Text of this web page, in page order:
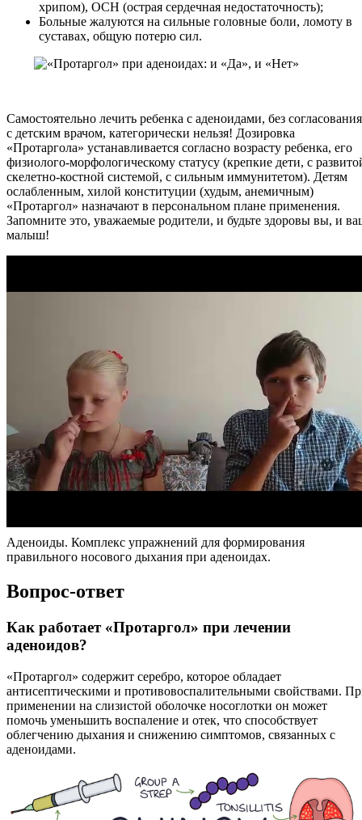
хрипом), ОСН (острая сердечная недостаточность);
Больные жалуются на сильные головные боли, ломоту в
суставах, общую потерю сил.
Самостоятельно лечить ребенка с аденоидами, без согласования
с детским врачом, категорически нельзя! Дозировка
«Протаргола» устанавливается согласно возрасту ребенка, его
физиолого-морфологическому статусу (крепкие дети, с
скелетно-костной системой, с сильным иммунитетом). Детям
ослабленным, хилой конституции (худым, анемичным)
«Протаргол» назначают в персональном плане применения.
Запомните это, уважаемые родители, и будьте здоровы вы, и
малыш!
Аденоиды. Комплекс упражнений для формирования
правильного носового дыхания при аденоидах.
Вопрос-ответ
Как работает «Протаргол» при лечении
аденоидов?
«Протаргол» содержит серебро, которое обладает
антисептическими и противовоспалительными свойствами.
применении на слизистой оболочке носоглотки он может
помочь уменьшить воспаление и отек, что способствует
облегчению дыхания и снижению симптомов, связанных с
аденоидами.